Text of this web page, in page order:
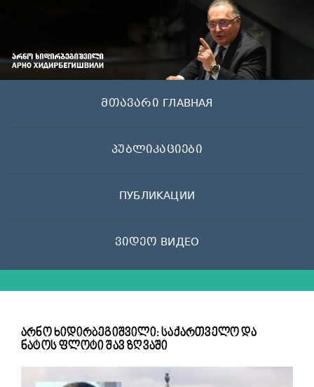
მთავარი ГЛАВНАЯ
პუბლიკაციები
ПУБЛИКАЦИИ
ვიდეო ВИДЕО
არნო ხიდირბეგიშვილი: საქართველო და
ნატოს ფლოტი შავ ზღვაში